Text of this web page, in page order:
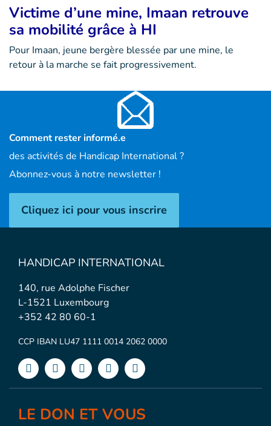
Victime d’une mine, Imaan retrouve
sa mobilité grâce à HI
Pour Imaan, jeune bergère blessée par une mine, le
retour à la marche se fait progressivement.
Comment rester informé.e
des activités de Handicap International ?
Abonnez-vous à notre newsletter !
Cliquez ici pour vous inscrire
HANDICAP INTERNATIONAL
140, rue Adolphe Fischer
L-1521 Luxembourg
+352 42 80 60-1
CCP IBAN LU47 1111 0014 2062 0000
LE DON ET VOUS